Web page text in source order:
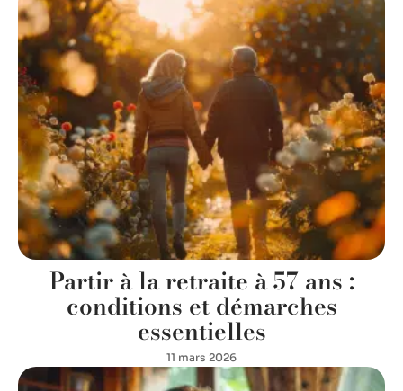
Partir à la retraite à 57 ans :
conditions et démarches
essentielles
11 mars 2026